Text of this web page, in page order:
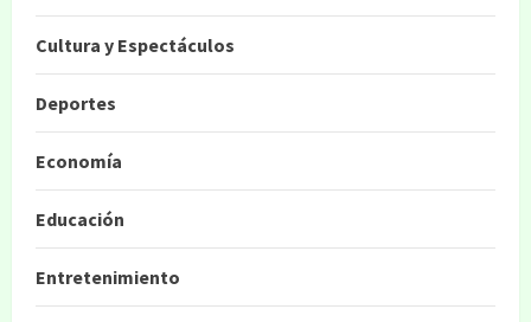
Cultura y Espectáculos
Deportes
Economía
Educación
Entretenimiento